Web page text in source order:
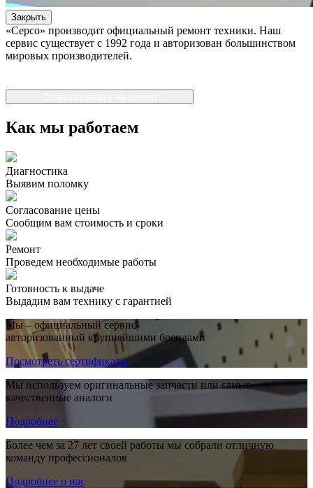
Закрыть
«Серсо» производит официальный ремонт техники. Наш
сервис существует с 1992 года и авторизован большинством
мировых производителей.
Как мы работаем
Диагностика
Выявим поломку
Согласование цены
Сообщим вам стоимость и сроки
Ремонт
Проведем необходимые работы
Готовность к выдаче
Выдадим вам технику с гарантией
Мы – официальный сервис,
авторизованный крупнейшими брендами
Посмотреть сертификаты
Мы используем оригинальные запчасти или самые
качественные аналоги
Подробнее
Более чем за 27 лет своей работы мы собрали отличную
команду профессионалов
Подробнее о нас